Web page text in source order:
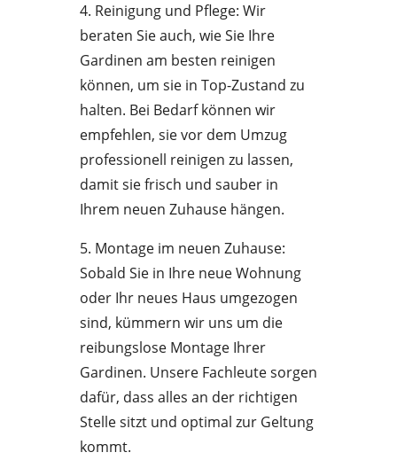
4. Reinigung und Pflege: Wir
beraten Sie auch, wie Sie Ihre
Gardinen am besten reinigen
können, um sie in Top-Zustand zu
halten. Bei Bedarf können wir
empfehlen, sie vor dem Umzug
professionell reinigen zu lassen,
damit sie frisch und sauber in
Ihrem neuen Zuhause hängen.
5. Montage im neuen Zuhause:
Sobald Sie in Ihre neue Wohnung
oder Ihr neues Haus umgezogen
sind, kümmern wir uns um die
reibungslose Montage Ihrer
Gardinen. Unsere Fachleute sorgen
dafür, dass alles an der richtigen
Stelle sitzt und optimal zur Geltung
kommt.